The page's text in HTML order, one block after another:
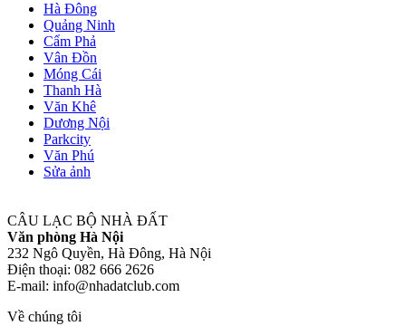
Hà Đông
Quảng Ninh
Cẩm Phả
Vân Đồn
Móng Cái
Thanh Hà
Văn Khê
Dương Nội
Parkcity
Văn Phú
Sửa ảnh
CÂU LẠC BỘ NHÀ ĐẤT
Văn phòng Hà Nội
232 Ngô Quyền, Hà Đông, Hà Nội
Điện thoại: 082 666 2626
E-mail: info@nhadatclub.com
Về chúng tôi